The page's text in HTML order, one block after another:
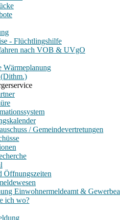
- Flüchtlingshilfe
nach VOB & UVgO
Wärmeplanung
/ Gemeindevertretungen
Öffnungszeiten
Einwohnermeldeamt &
ich wo?